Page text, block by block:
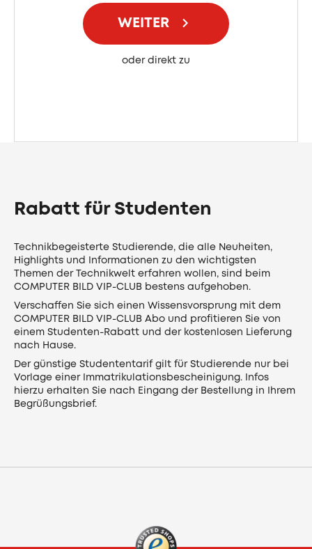
WEITER
oder direkt zu
Rabatt für Studenten
Technikbegeisterte Studierende, die alle Neuheiten,
Highlights und Informationen zu den wichtigsten
Themen der Technikwelt erfahren wollen, sind beim
COMPUTER BILD VIP-CLUB bestens aufgehoben.
Verschaffen Sie sich einen Wissensvorsprung mit dem
COMPUTER BILD VIP-CLUB Abo und profitieren Sie von
einem Studenten-Rabatt und der kostenlosen Lieferung
nach Hause.
Der günstige Studententarif gilt für Studierende nur bei
Vorlage einer Immatrikulationsbescheinigung. Infos
hierzu erhalten Sie nach Eingang der Bestellung in Ihrem
Begrüßungsbrief.